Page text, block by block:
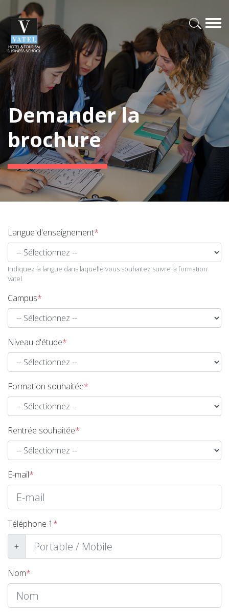
Demander la
brochure
Langue d'enseignement*
Indiquez la langue dans laquelle vous souhaitez suivre la formation
Vatel
Campus*
Niveau d'étude*
Formation souhaitée*
Rentrée souhaitée*
E-mail*
Téléphone 1 *
+
Nom*